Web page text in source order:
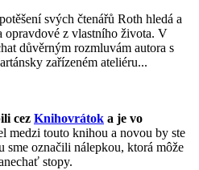
svých čtenářů Roth hledá a
opravdové z vlastního života. V
důvěrným rozmluvám autora s
zařízeném ateliéru...
cez Knihovrátok a je vo
medzi touto knihou a novou by ste
sme označili nálepkou, ktorá môže
stopy.